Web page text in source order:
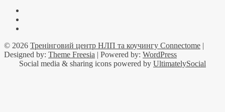
© 2026 Тренінговий центр НЛП та коучингу Connectome |
Designed by: Theme Freesia | Powered by: WordPress
Social media & sharing icons powered by UltimatelySocial